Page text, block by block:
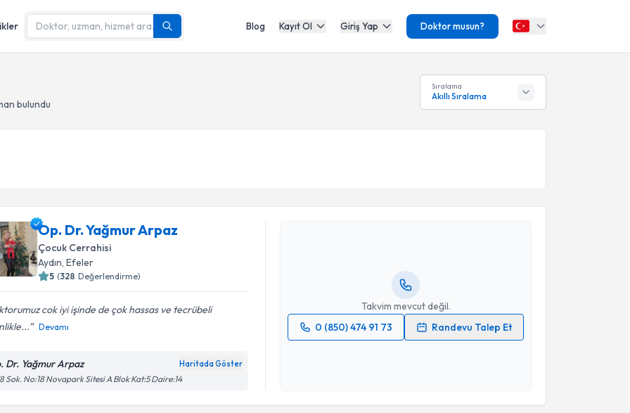
Blog Kayıt Ol Giriş Yap Doktor musun?
bulundu
Sıralama
Akıllı Sıralama
Op. Dr. Yağmur Arpaz
Çocuk Cerrahisi
Aydın, Efeler
5 (328 Değerlendirme)
cok iyi işinde de çok hassas ve tecrübeli
Devamı
Dr. Yağmur Arpaz Haritada Göster
Sok. No:18 Novapark Sitesi A Blok Kat:5 Daire:14
Takvim mevcut değil.
0 (850) 474 91 73
Randevu Talep Et
Op. Dr. Yağmur Arpaz